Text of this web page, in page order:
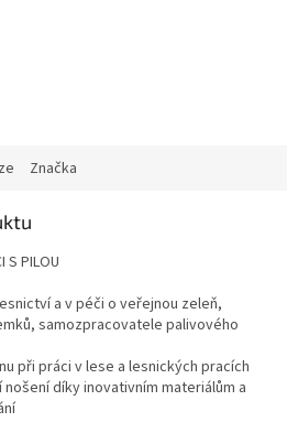
Značka
S PILOU
a v péči o veřejnou zeleň,
samozpracovatele palivového
při práci v lese a lesnických pracích
díky inovativním materiálům a